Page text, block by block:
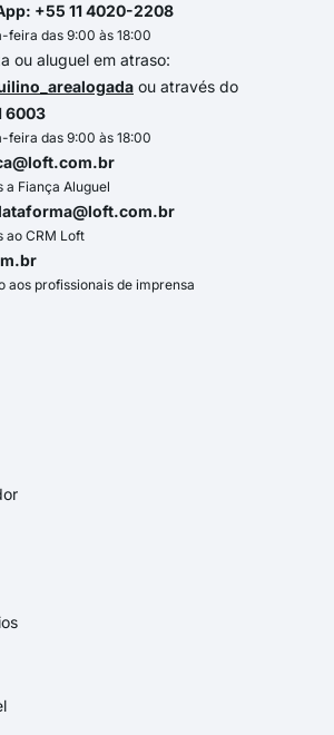
+55 11 4020-2208
das 9:00 às 18:00
ou aluguel em atraso:
ou através do
6003
das 9:00 às 18:00
a Fiança Aluguel
ao CRM Loft
aos profissionais de imprensa